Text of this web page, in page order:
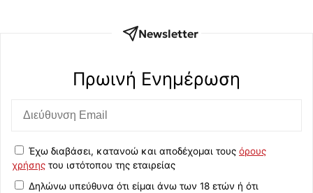
Newsletter
Πρωινή Eνημέρωση
Έχω διαβάσει, κατανοώ και αποδέχομαι τους όρους
χρήσης του ιστότοπου της εταιρείας
Δηλώνω υπεύθυνα ότι είμαι άνω των 18 ετών ή ότι